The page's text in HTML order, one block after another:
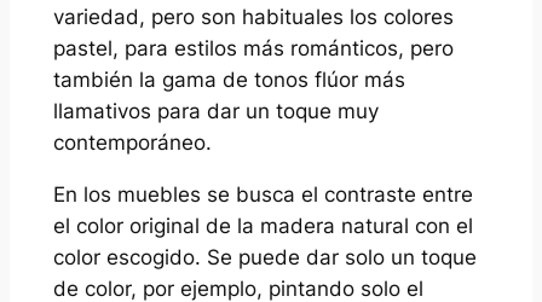
variedad, pero son habituales los colores
pastel, para estilos más románticos, pero
también la gama de tonos flúor más
llamativos para dar un toque muy
contemporáneo.
En los muebles se busca el contraste entre
el color original de la madera natural con el
color escogido. Se puede dar solo un toque
de color, por ejemplo, pintando solo el